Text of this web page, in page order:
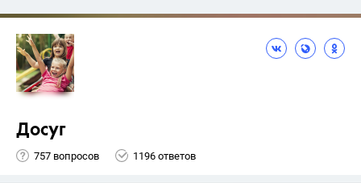
Досуг
757 вопросов 1196 ответов